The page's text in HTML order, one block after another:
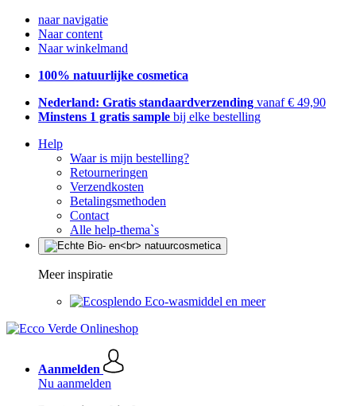
naar navigatie
Naar content
Naar winkelmand
100% natuurlijke cosmetica
Nederland: Gratis standaardverzending vanaf € 49,90
Minstens 1 gratis sample bij elke bestelling
Help
Waar is mijn bestelling?
Retourneringen
Verzendkosten
Betalingsmethoden
Contact
Alle help-thema`s
Meer inspiratie
Eco-wasmiddel en meer
Aanmelden
Nu aanmelden